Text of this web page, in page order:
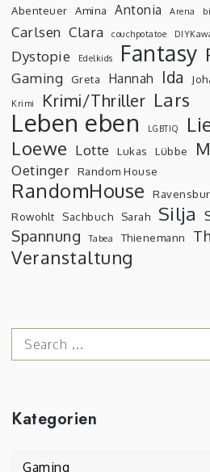
Abenteuer Amina Antonia Arena
Carlsen Clara couchpotatoe
Dystopie Edelkids Fantasy
Gaming Greta Hannah Ida
Krimi Krimi/Thriller Lars
Leben eben LGBTIQ
Loewe Lotte Lukas Lübbe
Oetinger Random House
RandomHouse
Rowohlt
Sachbuch Sarah Silja
Spannung Tabea Thienemann
Veranstaltung
Search
for:
Kategorien
Kategorien